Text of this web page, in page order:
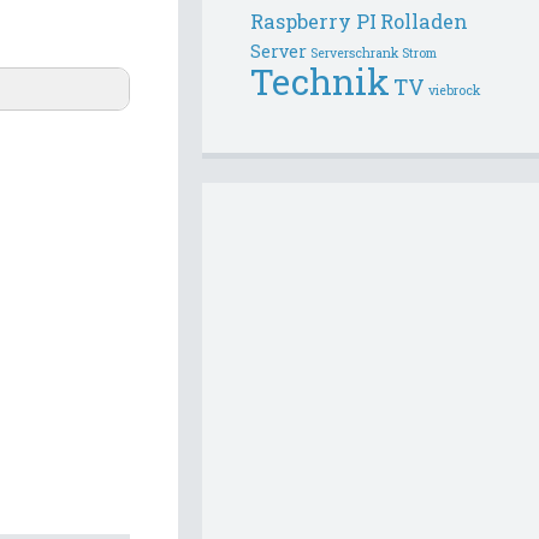
Raspberry PI Rolladen
Server Serverschrank Strom
Technik TV viebrock